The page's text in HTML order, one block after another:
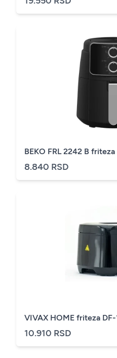
BEKO FRL 2242 B
8.840 RSD
VIVAX HOME friteza
10.910 RSD